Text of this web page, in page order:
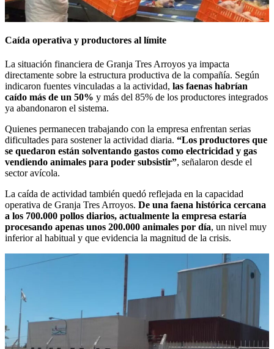
Caída operativa y productores al límite
La situación financiera de Granja Tres Arroyos ya impacta
directamente sobre la estructura productiva de la compañía. Según
indicaron fuentes vinculadas a la actividad, las faenas habrían
caído más de un 50% y más del 85% de los productores integrados
ya abandonaron el sistema.
Quienes permanecen trabajando con la empresa enfrentan serias
dificultades para sostener la actividad diaria. “Los productores que
se quedaron están solventando gastos como electricidad y gas
vendiendo animales para poder subsistir”, señalaron desde el
sector avícola.
La caída de actividad también quedó reflejada en la capacidad
operativa de Granja Tres Arroyos. De una faena histórica cercana
a los 700.000 pollos diarios, actualmente la empresa estaría
procesando apenas unos 200.000 animales por día, un nivel muy
inferior al habitual y que evidencia la magnitud de la crisis.